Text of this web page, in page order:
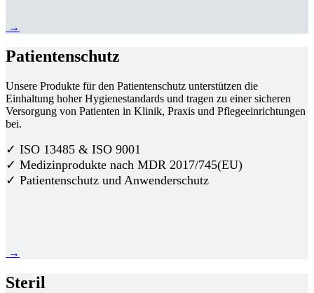
→
Patientenschutz
Unsere Produkte für den Patientenschutz unterstützen die
Einhaltung hoher Hygienestandards und tragen zu einer sicheren
Versorgung von Patienten in Klinik, Praxis und Pflegeeinrichtungen
bei.
✓ ISO 13485 & ISO 9001
✓ Medizinprodukte nach MDR 2017/745(EU)
✓ Patientenschutz und Anwenderschutz
→
Steril